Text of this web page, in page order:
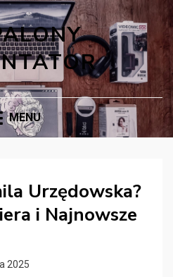
MENU
Urzędowska?
i Najnowsze
2025